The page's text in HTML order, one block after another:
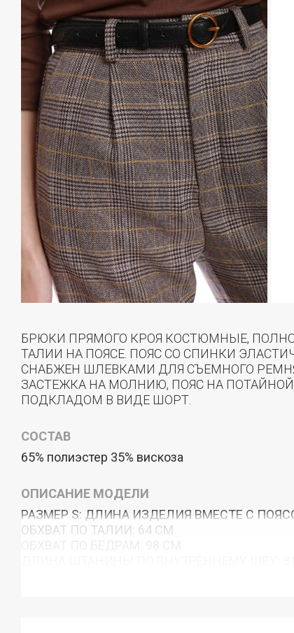
БРЮКИ ПРЯМОГО КРОЯ КОСТЮМНЫЕ,
ТАЛИИ НА ПОЯСЕ. ПОЯС СО СПИНКИ
СНАБЖЕН ШЛЕВКАМИ ДЛЯ СЪЕМНОГО
ЗАСТЕЖКА НА МОЛНИЮ, ПОЯС НА
ПОДКЛАДОМ В ВИДЕ ШОРТ.
ОПИСАНИЕ МОДЕЛИ
РАЗМЕР S: ДЛИНА ИЗДЕЛИЯ ВМЕСТЕ С
ОБХВАТ ПО ТАЛИИ: 64 СМ
СОСТАВ
65% полиэстер 35% вискоза